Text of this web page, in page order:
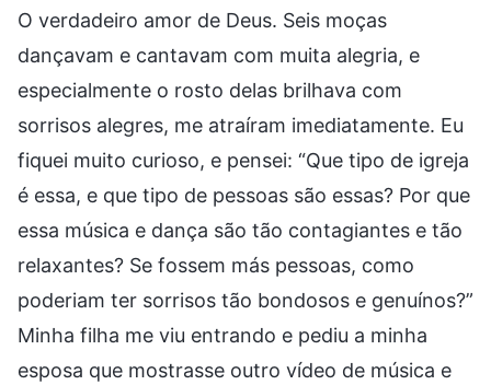
O verdadeiro amor de Deus. Seis moças
dançavam e cantavam com muita alegria, e
especialmente o rosto delas brilhava com
sorrisos alegres, me atraíram imediatamente. Eu
fiquei muito curioso, e pensei: “Que tipo de igreja
é essa, e que tipo de pessoas são essas? Por que
essa música e dança são tão contagiantes e tão
relaxantes? Se fossem más pessoas, como
poderiam ter sorrisos tão bondosos e genuínos?”
Minha filha me viu entrando e pediu a minha
esposa que mostrasse outro vídeo de música e